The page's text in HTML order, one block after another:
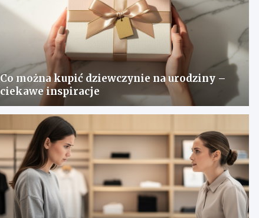
Co można kupić dziewczynie na urodziny –
ciekawe inspiracje